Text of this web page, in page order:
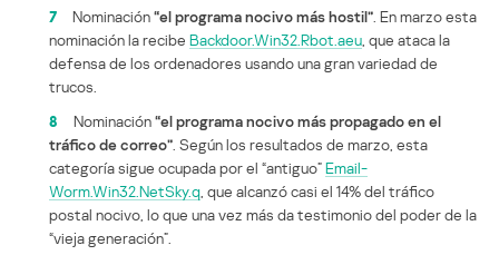
7
Nominación“el programa nocivo más hostil” . En marzo esta
nominación la recibe Backdoor.Win32.Rbot.aeu , que ataca la
defensa de los ordenadores usando una gran variedad de
trucos.
8
Nominación“el programa nocivo más propagado en el
tráfico de correo” . Según los resultados de marzo, esta
categoría sigue ocupada por el “antiguo”Email-
Worm.Win32.NetSky.q , que alcanzó casi el 14% del tráfico
postal nocivo, lo que una vez más da testimonio del poder de la
“vieja generación”.